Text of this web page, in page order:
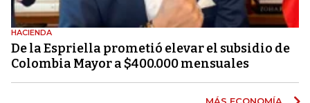
HACIENDA
De la Espriella prometió elevar el subsidio de
Colombia Mayor a $400.000 mensuales